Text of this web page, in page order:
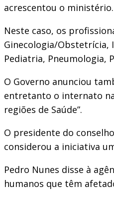
acrescentou o ministério.
Neste caso, os
Ginecologia/Obstetrícia,
Pediatria, Pneumologia,
O Governo anunciou
entretanto o internato
regiões de Saúde”.
O presidente do
considerou a iniciativa
Pedro Nunes disse à
humanos que têm